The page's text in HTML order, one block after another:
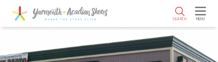
SKIP TO MAIN CONTENT
SEARCH MENU